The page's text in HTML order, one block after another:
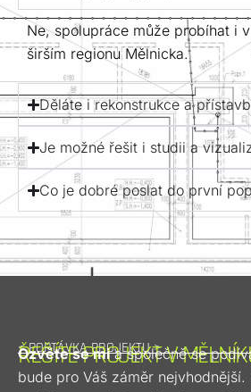
Ne, spolupráce může probíhat i
širším regionu Mělnicka.
Děláte i rekonstrukce a
Je možné řešit i studii a
Co je dobré poslat do první
< POPTÁVKA PROJEKTU >
ŘEŠÍTE PROJEKT V
Ozvěte se mi a společně se